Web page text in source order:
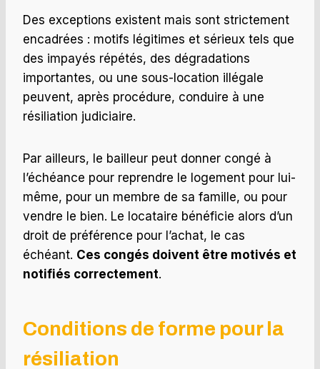
Des exceptions existent mais sont strictement
encadrées : motifs légitimes et sérieux tels que
des impayés répétés, des dégradations
importantes, ou une sous-location illégale
peuvent, après procédure, conduire à une
résiliation judiciaire.
Par ailleurs, le bailleur peut donner congé à
l’échéance pour reprendre le logement pour lui-
même, pour un membre de sa famille, ou pour
vendre le bien. Le locataire bénéficie alors d’un
droit de préférence pour l’achat, le cas
échéant. Ces congés doivent être motivés et
notifiés correctement.
Conditions de forme pour la
résiliation